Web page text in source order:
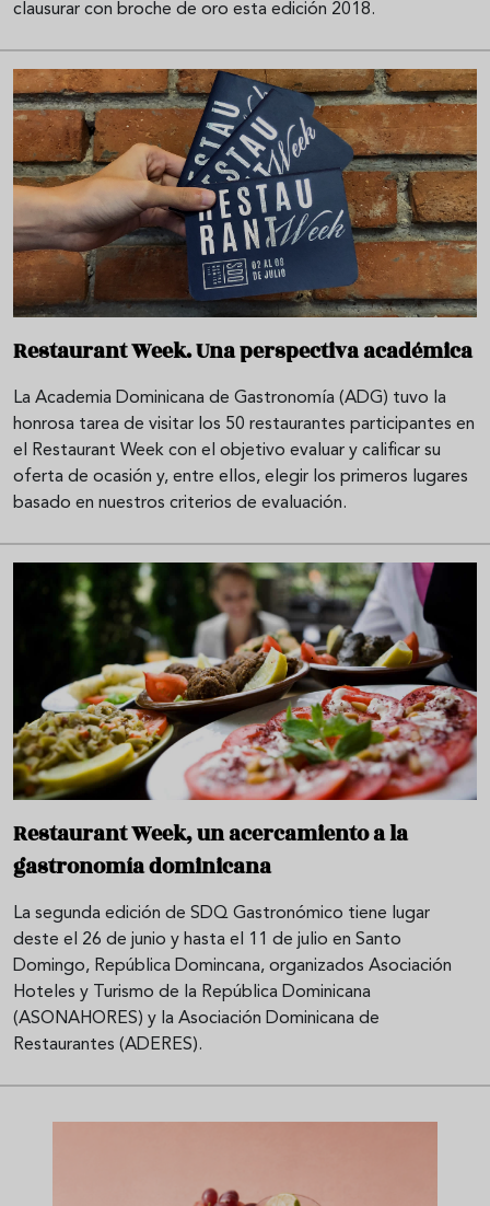
clausurar con broche de oro esta edición 2018.
Restaurant Week. Una perspectiva académica
La Academia Dominicana de Gastronomía (ADG) tuvo la
honrosa tarea de visitar los 50 restaurantes participantes en
el Restaurant Week con el objetivo evaluar y calificar su
oferta de ocasión y, entre ellos, elegir los primeros lugares
basado en nuestros criterios de evaluación.
Restaurant Week, un acercamiento a la
gastronomía dominicana
La segunda edición de SDQ Gastronómico tiene lugar
deste el 26 de junio y hasta el 11 de julio en Santo
Domingo, República Domincana, organizados Asociación
Hoteles y Turismo de la República Dominicana
(ASONAHORES) y la Asociación Dominicana de
Restaurantes (ADERES).